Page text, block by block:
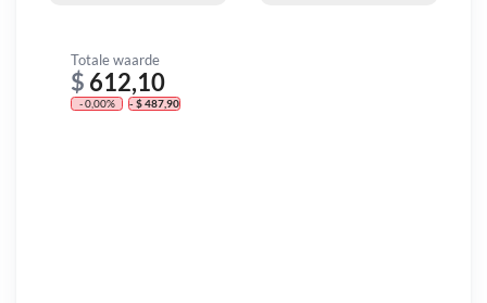
Totale waarde
$ 612,10
- 0,00% - $ 487,90